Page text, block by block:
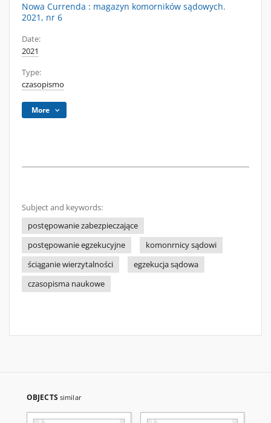
Nowa Currenda : magazyn komorników sądowych.
2021, nr 6
Date:
2021
Type:
czasopismo
More
Subject and keywords:
postępowanie zabezpieczające
postępowanie egzekucyjne
komonrnicy sądowi
ściąganie wierzytalności
egzekucja sądowa
czasopisma naukowe
OBJECTS similar